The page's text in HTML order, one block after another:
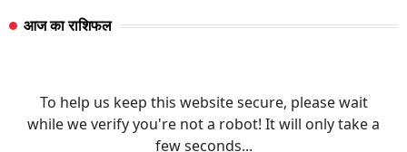
आज का राशिफल